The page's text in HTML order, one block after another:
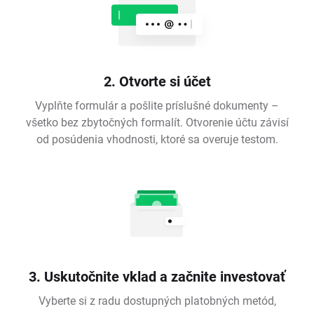
2. Otvorte si účet
Vyplňte formulár a pošlite príslušné dokumenty –
všetko bez zbytočných formalít. Otvorenie účtu závisí
od posúdenia vhodnosti, ktoré sa overuje testom.
3. Uskutočnite vklad a začnite investovať
Vyberte si z radu dostupných platobných metód,